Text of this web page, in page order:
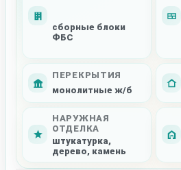
сборные блоки
ФБС
ПЕРЕКРЫТИЯ
монолитные ж/б
НАРУЖНАЯ
ОТДЕЛКА
штукатурка,
дерево, камень